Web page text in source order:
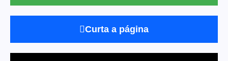
Curta a página